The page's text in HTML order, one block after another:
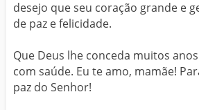
desejo que seu coração grande e
de paz e felicidade.
Que Deus lhe conceda muitos
com saúde. Eu te amo, mamãe!
paz do Senhor!